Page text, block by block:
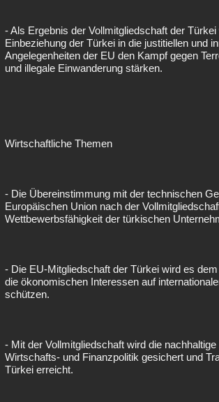
- Als Ergebnis der Vollmitgliedschaft der Türkei
Einbeziehung der Türkei in die justitiellen und
Angelegenheiten der EU den Kampf gegen
und illegale Einwanderung stärken.
Wirtschaftliche Themen
- Die Übereinstimmung mit der technischen
Europäischen Union nach der
Wettbewerbsfähigkeit der türkischen
- Die EU-Mitgliedschaft der Türkei wird es
die ökonomischen Interessen auf
schützen.
- Mit der Vollmitgliedschaft wird die nachhaltige
Wirtschafts- und Finanzpolitik gesichert und
Türkei erreicht.